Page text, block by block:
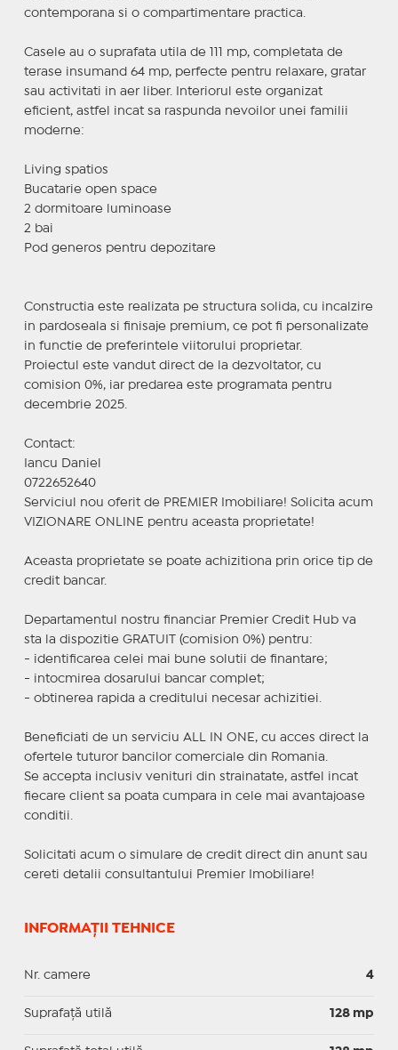
contemporana si o compartimentare practica.
Casele au o suprafata utila de 111 mp, completata de
terase insumand 64 mp, perfecte pentru relaxare, gratar
sau activitati in aer liber. Interiorul este organizat
eficient, astfel incat sa raspunda nevoilor unei familii
moderne:
Living spatios
Bucatarie open space
2 dormitoare luminoase
2 bai
Pod generos pentru depozitare
Constructia este realizata pe structura solida, cu incalzire
in pardoseala si finisaje premium, ce pot fi personalizate
in functie de preferintele viitorului proprietar.
Proiectul este vandut direct de la dezvoltator, cu
comision 0%, iar predarea este programata pentru
decembrie 2025.
Contact:
Iancu Daniel
0722652640
Serviciul nou oferit de PREMIER Imobiliare! Solicita acum
VIZIONARE ONLINE pentru aceasta proprietate!
Aceasta proprietate se poate achizitiona prin orice tip de
credit bancar.
Departamentul nostru financiar Premier Credit Hub va
sta la dispozitie GRATUIT (comision 0%) pentru:
- identificarea celei mai bune solutii de finantare;
- intocmirea dosarului bancar complet;
- obtinerea rapida a creditului necesar achizitiei.
Beneficiati de un serviciu ALL IN ONE, cu acces direct la
ofertele tuturor bancilor comerciale din Romania.
Se accepta inclusiv venituri din strainatate, astfel incat
fiecare client sa poata cumpara in cele mai avantajoase
conditii.
Solicitati acum o simulare de credit direct din anunt sau
cereti detalii consultantului Premier Imobiliare!
INFORMAȚII TEHNICE
Nr. camere 4
Suprafaţă utilă 128 mp